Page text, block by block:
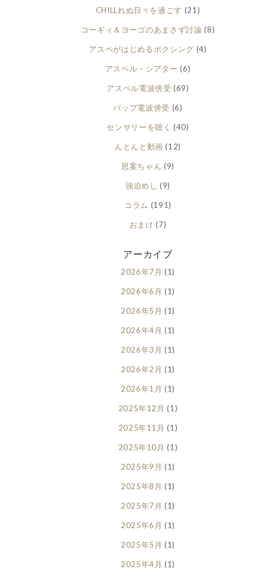
CHILLれぬ日々を過ごす (21)
コーギィ＆ヨーゴのあまさず討論 (8)
アスペがはじめるボクシング (4)
アスペル・シアター (6)
アスペル電波傍受 (69)
バップ電波傍受 (6)
センサリーを聴く (40)
んとんと動画 (12)
思案ちゃん (9)
強迫めし (9)
コラム (191)
おまけ (7)
アーカイブ
2026年7月 (1)
2026年6月 (1)
2026年5月 (1)
2026年4月 (1)
2026年3月 (1)
2026年2月 (1)
2026年1月 (1)
2025年12月 (1)
2025年11月 (1)
2025年10月 (1)
2025年9月 (1)
2025年8月 (1)
2025年7月 (1)
2025年6月 (1)
2025年5月 (1)
2025年4月 (1)